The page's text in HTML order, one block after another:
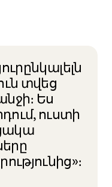
տվեց
Ես
ուստի